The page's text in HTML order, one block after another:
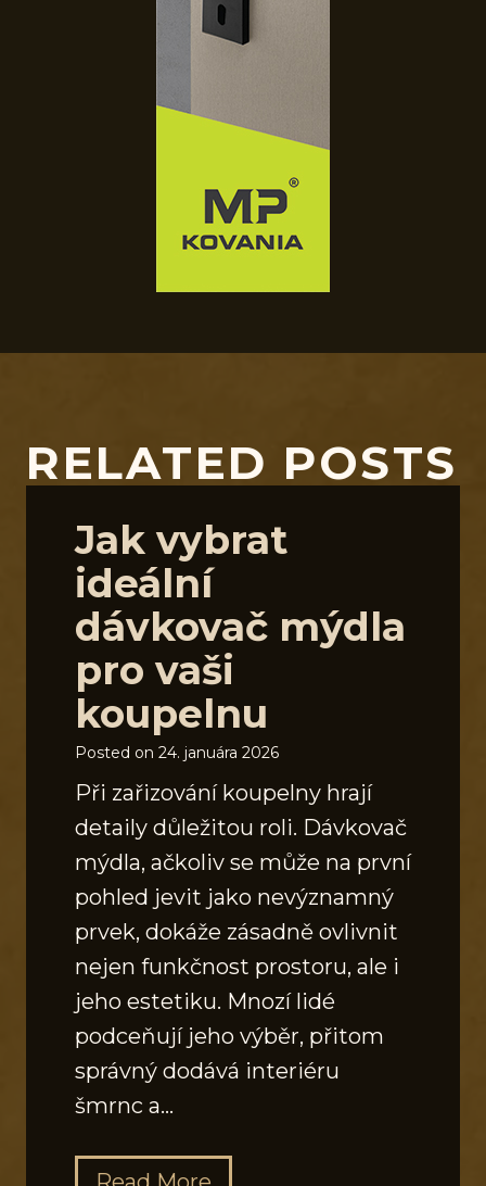
RELATED POSTS
Jak vybrat
ideální
dávkovač mýdla
pro vaši
koupelnu
Posted on 24. januára 2026
Při zařizování koupelny hrají
detaily důležitou roli. Dávkovač
mýdla, ačkoliv se může na první
pohled jevit jako nevýznamný
prvek, dokáže zásadně ovlivnit
nejen funkčnost prostoru, ale i
jeho estetiku. Mnozí lidé
podceňují jeho výběr, přitom
správný dodává interiéru
šmrnc a…